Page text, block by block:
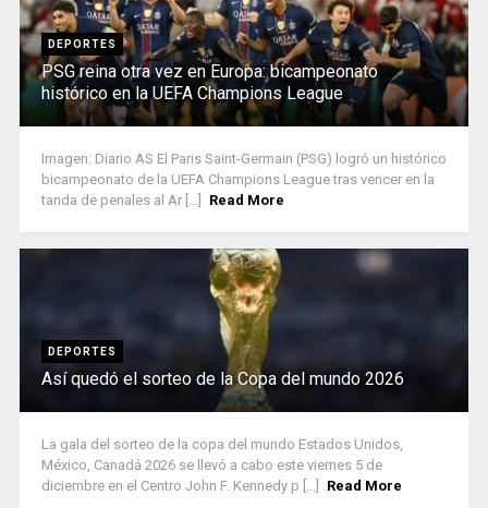
DEPORTES
PSG reina otra vez en Europa: bicampeonato
histórico en la UEFA Champions League
Imagen: Diario AS El Paris Saint-Germain (PSG) logró un histórico
bicampeonato de la UEFA Champions League tras vencer en la
tanda de penales al Ar [...]
Read More
DEPORTES
Así quedó el sorteo de la Copa del mundo 2026
La gala del sorteo de la copa del mundo Estados Unidos,
México, Canadá 2026 se llevó a cabo este viernes 5 de
diciembre en el Centro John F. Kennedy p [...]
Read More